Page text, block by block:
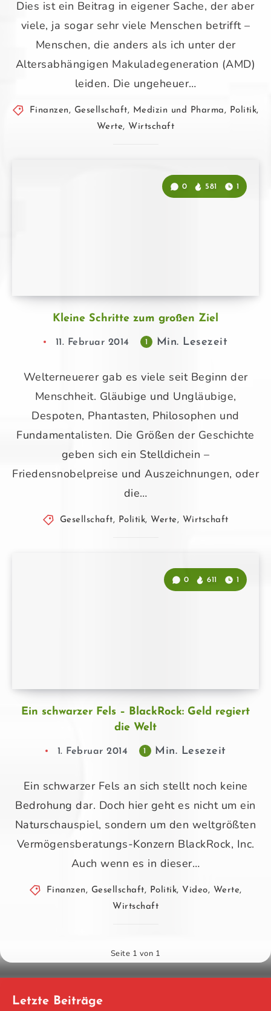
Dies ist ein Beitrag in eigener Sache, der aber
viele, ja sogar sehr viele Menschen betrifft –
Menschen, die anders als ich unter der
Altersabhängigen Makuladegeneration (AMD)
leiden. Die ungeheuer…
Finanzen, Gesellschaft, Medizin und Pharma, Politik,
Werte, Wirtschaft
Kleine Schritte zum großen Ziel
0 581 1
11. Februar 2014 1 Min. Lesezeit
Welterneuerer gab es viele seit Beginn der
Menschheit. Gläubige und Ungläubige,
Despoten, Phantasten, Philosophen und
Fundamentalisten. Die Größen der Geschichte
geben sich ein Stelldichein –
Friedensnobelpreise und Auszeichnungen, oder
die…
Gesellschaft, Politik, Werte, Wirtschaft
Ein schwarzer Fels – BlackRock: Geld regiert
die Welt
0 611 1
1. Februar 2014 1 Min. Lesezeit
Ein schwarzer Fels an sich stellt noch keine
Bedrohung dar. Doch hier geht es nicht um ein
Naturschauspiel, sondern um den weltgrößten
Vermögensberatungs-Konzern BlackRock, Inc.
Auch wenn es in dieser…
Finanzen, Gesellschaft, Politik, Video, Werte,
Wirtschaft
Seite 1 von 1
Letzte Beiträge